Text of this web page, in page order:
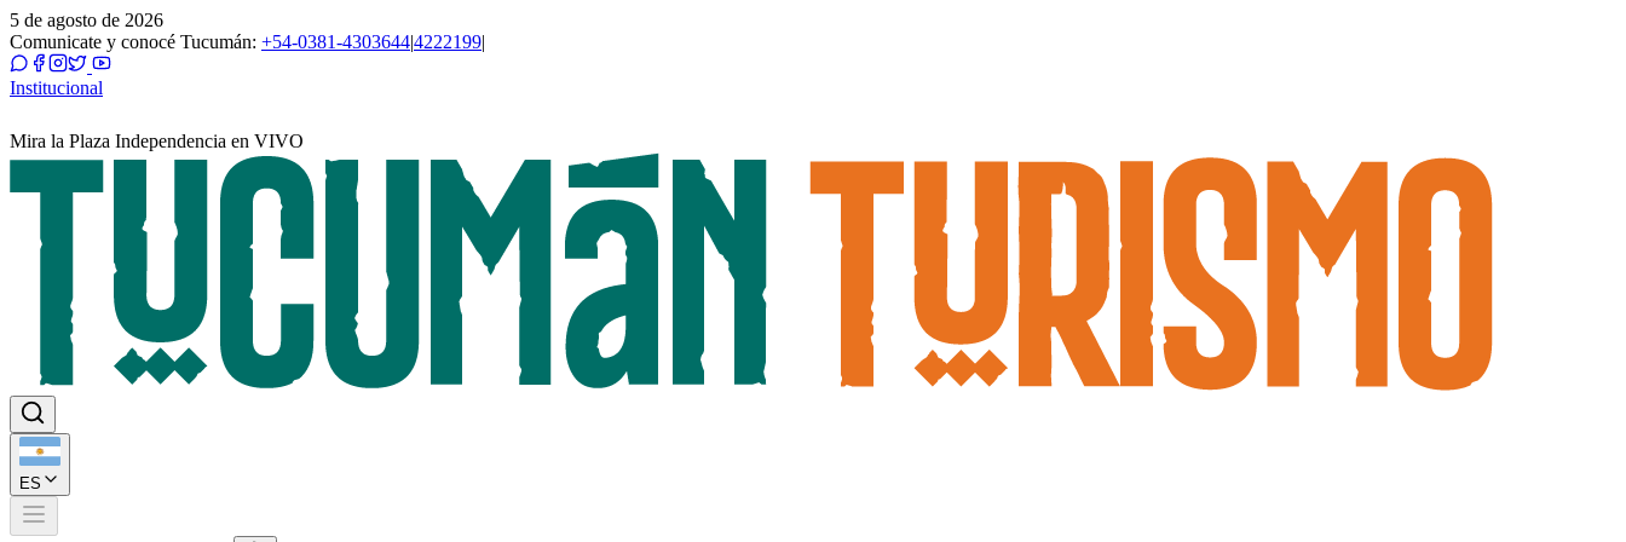
5 de agosto de 2026
Comunicate y conocé Tucumán: +54-0381-4303644|4222199|
Institucional
Mira la Plaza Independencia en VIVO
ES